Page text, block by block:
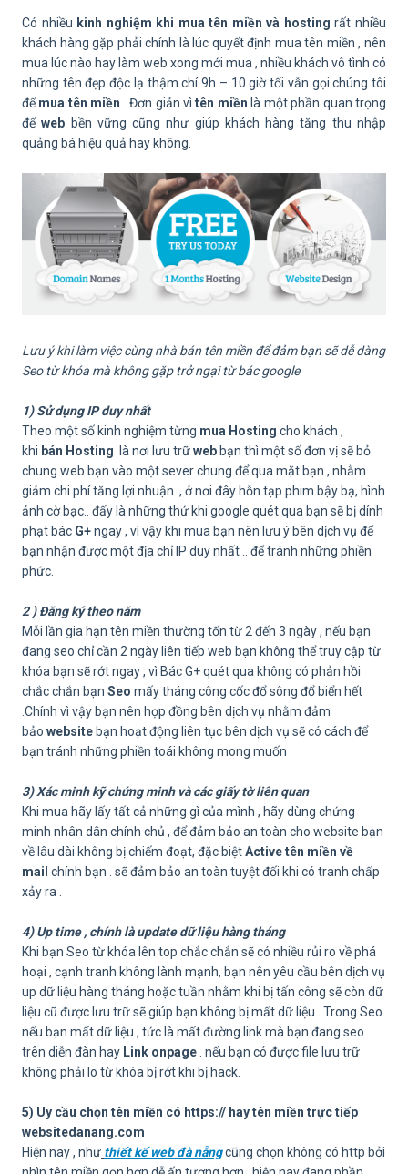
Có nhiều kinh nghiệm khi mua tên miền và hosting rất nhiều
khách hàng gặp phải chính là lúc quyết định mua tên miền , nên
mua lúc nào hay làm web xong mới mua , nhiều khách vô tình có
những tên đẹp độc lạ thậm chí 9h – 10 giờ tối vẫn gọi chúng tôi
đểmua tên miền . Đơn giản vìtên miền là một phần quan trọng
đểweb bền vững cũng như giúp khách hàng tăng thu nhập
quảng bá hiệu quả hay không.
Lưu ý khi làm việc cùng nhà bán tên miền để đảm bạn sẽ dễ dàng
Seo từ khóa mà không gặp trở ngại từ bác google
1) Sử dụng IP duy nhất
Theo một số kinh nghiệm từng mua Hosting cho khách ,
khi bán Hosting là nơi lưu trữwebbạn thì một số đơn vị sẽ bỏ
chung web bạn vào một sever chung để qua mặt bạn , nhằm
giảm chi phí tăng lợi nhuận , ở nơi đây hỗn tạp phim bậy bạ, hình
ảnh cờ bạc.. đấy là những thứ khi google quét qua bạn sẽ bị dính
phạt bác G+ngay , vì vậy khi mua bạn nên lưu ý bên dịch vụ để
bạn nhận được một địa chỉ IP duy nhất .. để tránh những phiền
phức.
2 ) Đăng ký theo năm
Mỗi lần gia hạn tên miền thường tốn từ 2 đến 3 ngày , nếu bạn
đang seo chỉ cần 2 ngày liên tiếp web bạn không thể truy cập từ
khóa bạn sẽ rớt ngay , vì Bác G+ quét qua không có phản hồi
chắc chắn bạn Seo mấy tháng công cốc đổ sông đổ biển hết
.Chính vì vậy bạn nên hợp đồng bên dịch vụ nhằm đảm
bảo websitebạn hoạt động liên tục bên dịch vụ sẽ có cách để
bạn tránh những phiền toái không mong muốn
3) Xác minh kỹ chứng minh và các giấy tờ liên quan
Khi mua hãy lấy tất cả những gì của mình , hãy dùng chứng
minh nhân dân chính chủ , để đảm bảo an toàn cho website bạn
về lâu dài không bị chiếm đoạt, đặc biệtActive tên miền về
mail chính bạn . sẽ đảm bảo an toàn tuyệt đối khi có tranh chấp
xảy ra .
4) Up time , chính là update dữ liệu hàng tháng
Khi bạn Seo từ khóa lên top chắc chắn sẽ có nhiều rủi ro về phá
hoại , cạnh tranh không lành mạnh, bạn nên yêu cầu bên dịch vụ
up dữ liệu hàng tháng hoặc tuần nhằm khi bị tấn công sẽ còn dữ
liệu cũ được lưu trữ sẽ giúp bạn không bị mất dữ liệu . Trong Seo
nếu bạn mất dữ liệu , tức là mất đường link mà bạn đang seo
trên diễn đàn hay Link onpage . nếu bạn có được file lưu trữ
không phải lo từ khóa bị rớt khi bị hack.
5) Uy cầu chọn tên miền có https:// hay tên miền trực tiếp
websitedanang.com
Hiện nay , như thiết kế web đà nẵngcũng chọn không có http bởi